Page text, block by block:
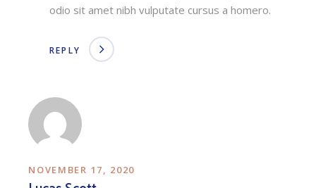
odio sit amet nibh vulputate cursus a homero.
REPLY
NOVEMBER 17, 2020